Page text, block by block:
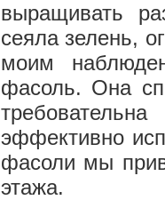
выращивать
сеяла зелень,
моим
фасоль. Она
эффективно
фасоли мы
этажа.